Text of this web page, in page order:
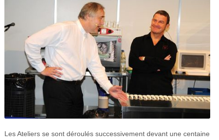
Les Ateliers se sont déroulés successivement devant une centaine